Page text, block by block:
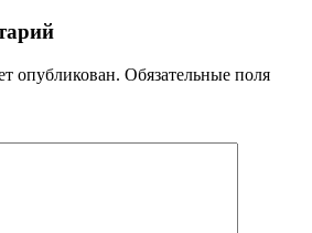
опубликован. Обязательные поля